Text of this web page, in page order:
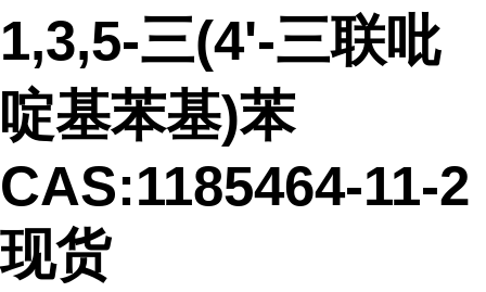
1,3,5-三(4'-三联吡
啶基苯基)苯
CAS:1185464-11-2
现货